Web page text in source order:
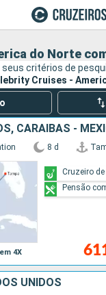
do Norte
seus critérios de
Cruises -
CARAIBAS -
4X
8 d
Cruzeiro
Pensão
UNIDOS